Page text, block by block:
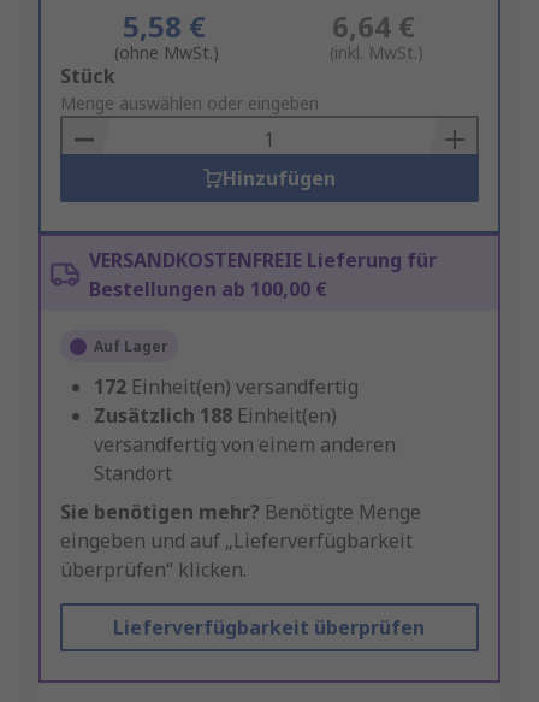
5,58 €
(ohne MwSt.)
6,64 €
(inkl. MwSt.)
Add
to
Basket
Stück
Menge auswählen oder eingeben
Hinzufügen
VERSANDKOSTENFREIE Lieferung für
Bestellungen ab 100,00 €
Auf Lager
172 Einheit(en) versandfertig
Zusätzlich 188 Einheit(en)
versandfertig von einem anderen
Standort
Sie benötigen mehr? Benötigte Menge
eingeben und auf „Lieferverfügbarkeit
überprüfen“ klicken.
Lieferverfügbarkeit überprüfen